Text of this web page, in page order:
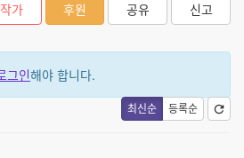
가 후원 공유 신고
그인해야 합니다.
최신순 등록순